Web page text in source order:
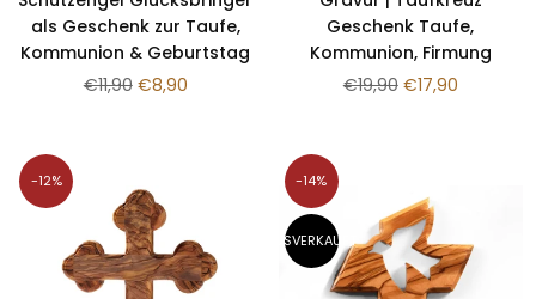
als Geschenk zur Taufe,
Kommunion & Geburtstag
Normaler
€11,90 €8,90
Geschenk Taufe,
Kommunion, Firmung
Normaler
€19,90 €17,90
-12% -14%
AUSVERKAUFT